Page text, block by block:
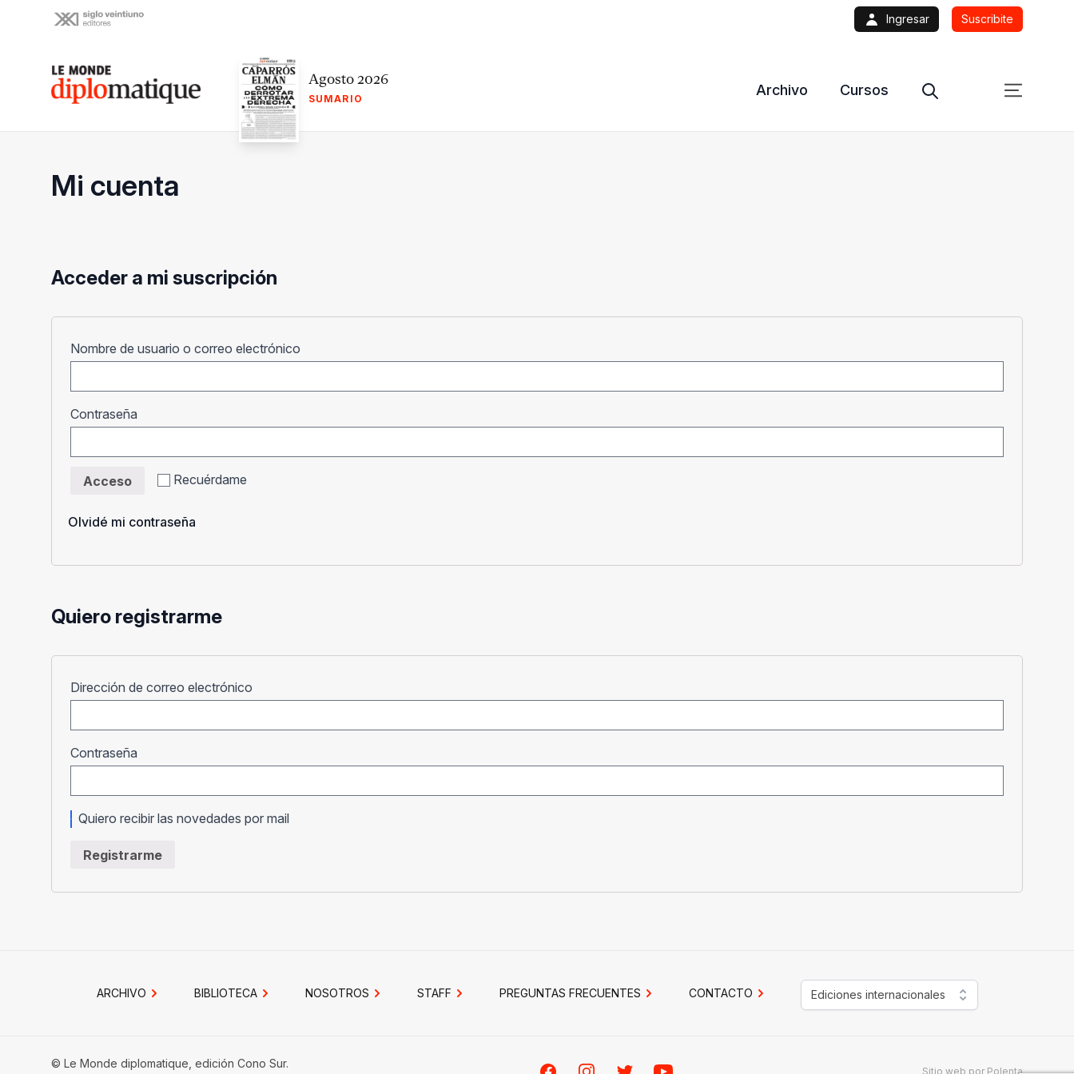
Ingresar Suscribite
Le monde diplomatique Agosto 2026
SUMARIO
Archivo Cursos
Mi cuenta
Acceder a mi suscripción
Nombre de usuario o correo electrónico
Contraseña
Recuérdame
Acceso
Olvidé mi contraseña
Quiero registrarme
Dirección de correo electrónico
Contraseña
Quiero recibir las novedades por mail
Registrarme
ARCHIVO BIBLIOTECA NOSOTROS STAFF PREGUNTAS FRECUENTES CONTACTO Ediciones internacionales
© Le Monde diplomatique, edición Cono Sur.
Sitio web por Polenta